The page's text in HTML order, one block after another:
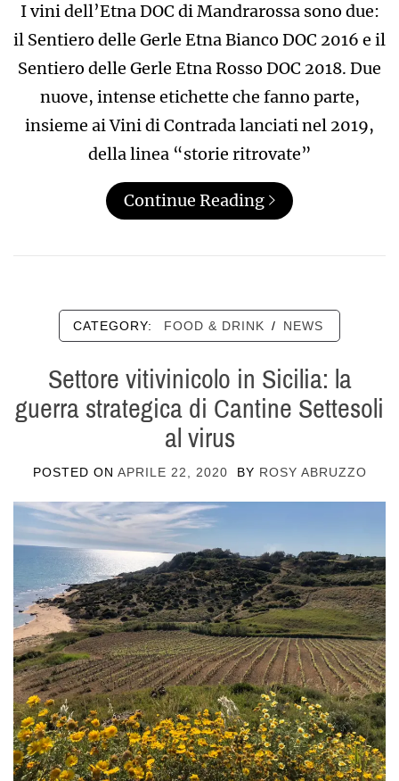
I vini dell’Etna DOC di Mandrarossa sono due:
il Sentiero delle Gerle Etna Bianco DOC 2016 e il
Sentiero delle Gerle Etna Rosso DOC 2018. Due
nuove, intense etichette che fanno parte,
insieme ai Vini di Contrada lanciati nel 2019,
della linea “storie ritrovate”
Continue Reading
CATEGORY: FOOD & DRINK / NEWS
Settore vitivinicolo in Sicilia: la
guerra strategica di Cantine Settesoli
al virus
POSTED ON APRILE 22, 2020 BY ROSY ABRUZZO